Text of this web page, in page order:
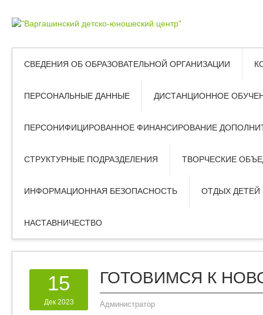
СВЕДЕНИЯ ОБ ОБРАЗОВАТЕЛЬНОЙ ОРГАНИЗАЦИИ
ПЕРСОНАЛЬНЫЕ ДАННЫЕ ДИСТАНЦИОННОЕ
ПЕРСОНИФИЦИРОВАННОЕ ФИНАНСИРОВАНИЕ
СТРУКТУРНЫЕ ПОДРАЗДЕЛЕНИЯ ТВОРЧЕСКИЕ
ИНФОРМАЦИОННАЯ БЕЗОПАСНОСТЬ ОТДЫХ ДЕТЕЙ
НАСТАВНИЧЕСТВО
15
Дек 2023
ГОТОВИМСЯ К
Администратор